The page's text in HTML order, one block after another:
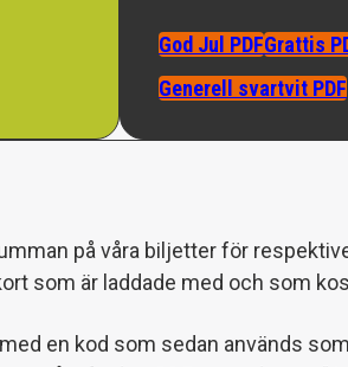
God Jul PDFGrattis
Generell svartvit PDF
på våra biljetter för
som är laddade med och som
en kod som sedan används